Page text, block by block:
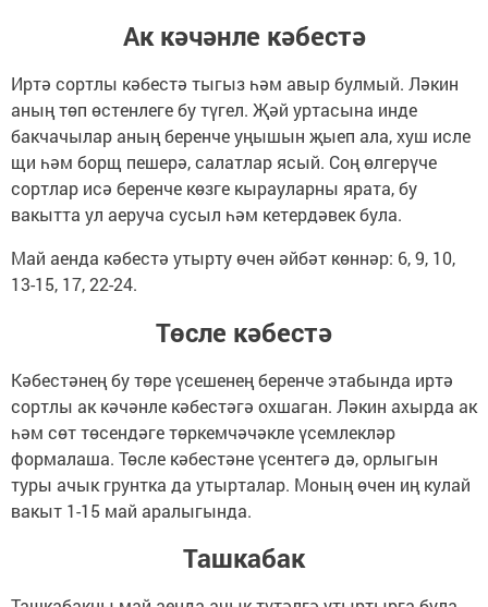
Ак кәчәнле кәбестә
Иртә сортлы кәбестә тыгыз һәм авыр булмый. Ләкин
аның төп өстенлеге бу түгел. Җәй уртасына инде
бакчачылар аның беренче уңышын җыеп ала, хуш исле
щи һәм борщ пешерә, салатлар ясый. Соң өлгерүче
сортлар исә беренче көзге кырауларны ярата, бу
вакытта ул аеруча сусыл һәм кетердәвек була.
Май аенда кәбестә утырту өчен әйбәт көннәр: 6, 9, 10,
13-15, 17, 22-24.
Төсле кәбестә
Кәбестәнең бу төре үсешенең беренче этабында иртә
сортлы ак кәчәнле кәбестәгә охшаган. Ләкин ахырда ак
һәм сөт төсендәге төркемчәчәкле үсемлекләр
формалаша. Төсле кәбестәне үсентегә дә, орлыгын
туры ачык грунтка да утырталар. Моның өчен иң кулай
вакыт 1-15 май аралыгында.
Ташкабак